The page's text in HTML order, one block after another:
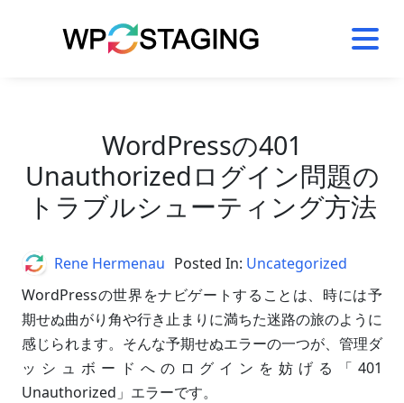
WordPressの401
Unauthorizedログイン問題の
トラブルシューティング方法
WordPressの世界をナビゲートすることは、時には予
期せぬ曲がり角や行き止まりに満ちた迷路の旅のように
感じられます。そんな予期せぬエラーの一つが、管理ダ
ッシュボードへのログインを妨げる「401
Unauthorized」エラーです。
AuthorRene Hermenau Posted In: Uncategorized